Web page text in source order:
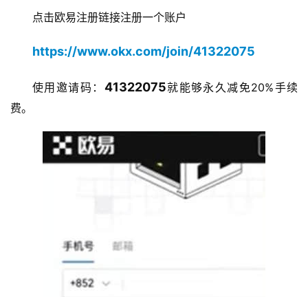
点击欧易注册链接注册一个账户
https://www.okx.com/join/41322075
使用邀请码： 41322075就能够永久减免20%手续
费。